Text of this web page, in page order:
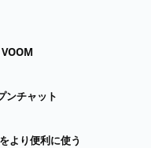
ンチャット
より便利に使う